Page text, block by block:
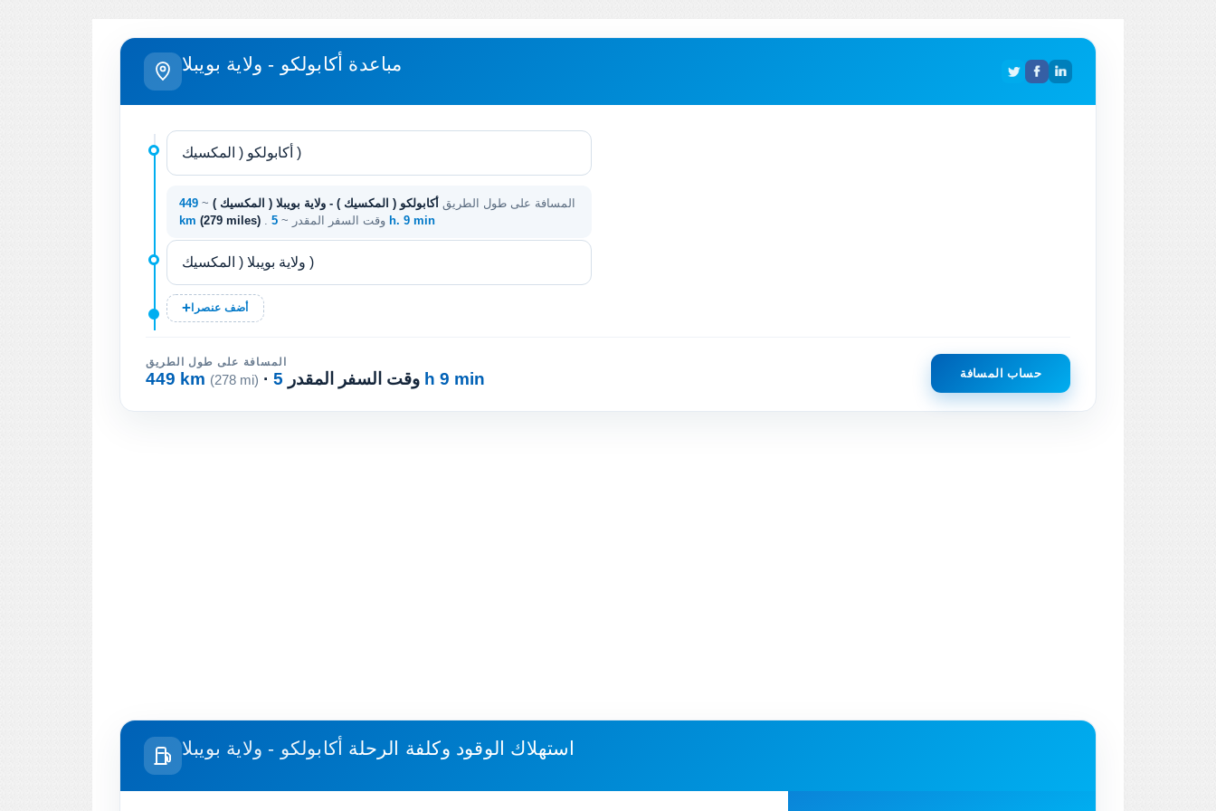
مباعدة أكابولكو - ولاية بويبلا
المسافة على طول الطريق أكابولكو ( المكسيك ) - ولاية بويبلا ( المكسيك ) ~
449
km (279 miles) . وقت السفر المقدر ~ 5 h. 9 min
أضف عنصرا
المسافة على طول الطريق
449 km (278 mi) · وقت السفر المقدر 5 h 9 min حساب المسافة
استهلاك الوقود وكلفة الرحلة أكابولكو - ولاية بويبلا